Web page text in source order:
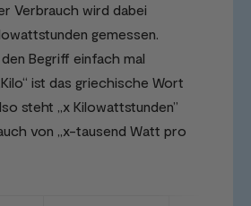
Verbrauch wird dabei
gemessen.
Begriff einfach mal
ist das griechische Wort
steht „x Kilowattstunden”
von „x-tausend Watt pro